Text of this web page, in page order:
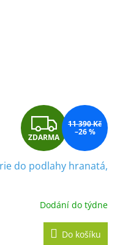
Z
D
A
R
M
ZDARMA
11 390 Kč
–26 %
do podlahy hranatá,
Dodání do týdne
Do košíku